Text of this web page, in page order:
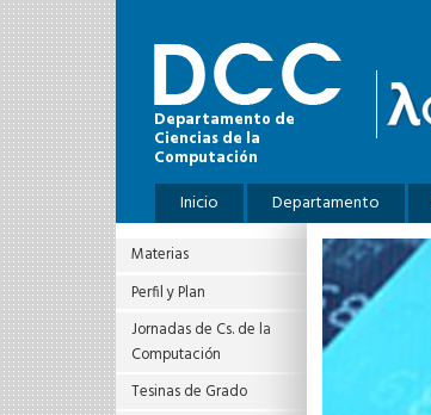
Pasar al contenido principal
Departamento de
Ciencias de la
Computación
Menú principal
Inicio Departamento
Materias
Perfil y Plan
Jornadas de Cs. de la
Computación
Tesinas de Grado